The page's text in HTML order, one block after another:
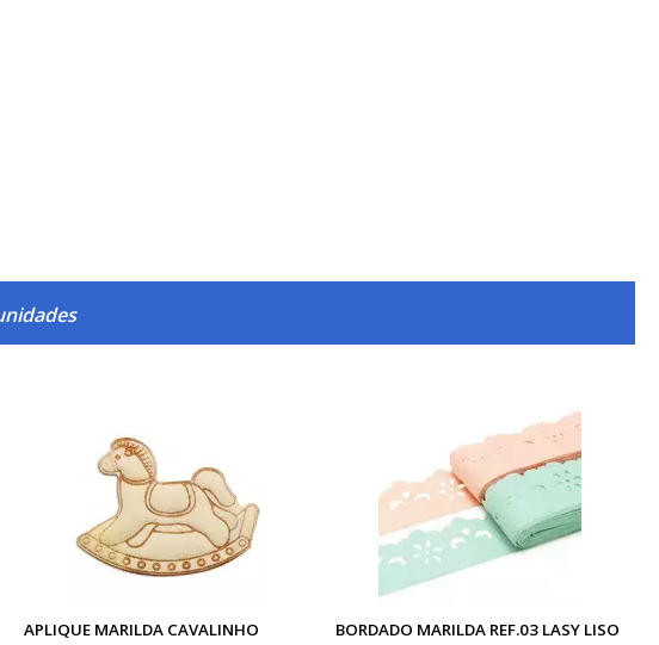
APLIQUE MARILDA CAVALINHO
BORDADO MARILDA REF.03 LASY LISO